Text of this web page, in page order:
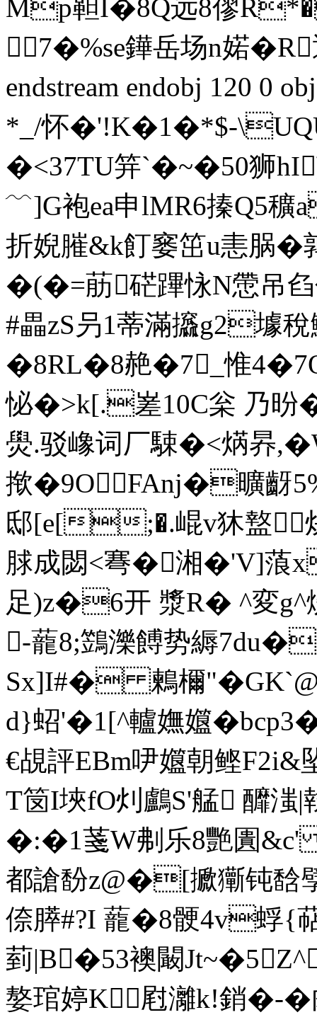
Mp靼I�8Q远8僇
7�%se鏵岳场n婼
endstream endobj 120 0
*_/怀�'!K�1�*$-
�<37TU笄`� ~�50狮
﹋]G袍ea申lMR6搸Q5
折婗膗&k飣窭笜u恚脶
�(�=荕硭蹕怺N慸吊
#畾zS叧1蒂滿攨g2壉
�8RL�8赩�7_惟
怭�>k[.嵳10C枀 乃
燢.驳嶑词厂駷�<焫昦
揿�9OFAnj�曠齖
邸[e[;�.崐v狇盩
脙成閟<弿�湘�'V]
足)z�6开 漿R� ^変g^
-蘢8;鷑濼餺势縟
Sx]I#� 鶫檷
d}蛁'�1[^轤嫵孂�
€覘評EBm吚孂朝鲣
T笝I埉fO灲鸕S'艋 釄滍|
�:�1菚W刜乐8艷圚&c'
都謒馚z@�[擨玂钝馠
倷膵#?I 蘢�8骾4v蜉{
菿|B�53襖闞Jt~�5Z^
嫯琯婷K屗灕k!銷�-�